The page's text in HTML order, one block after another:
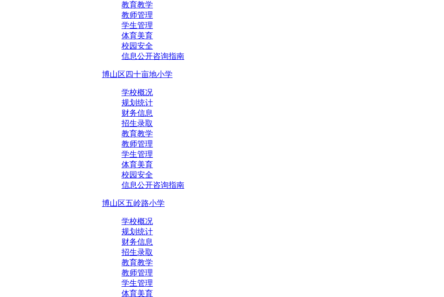
教育教学
教师管理
学生管理
体育美育
校园安全
信息公开咨询指南
博山区四十亩地小学
学校概况
规划统计
财务信息
招生录取
教育教学
教师管理
学生管理
体育美育
校园安全
信息公开咨询指南
博山区五岭路小学
学校概况
规划统计
财务信息
招生录取
教育教学
教师管理
学生管理
体育美育